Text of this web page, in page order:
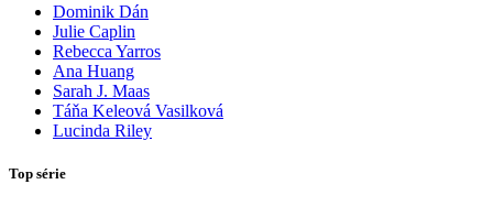
Dominik Dán
Julie Caplin
Rebecca Yarros
Ana Huang
Sarah J. Maas
Táňa Keleová Vasilková
Lucinda Riley
Top série